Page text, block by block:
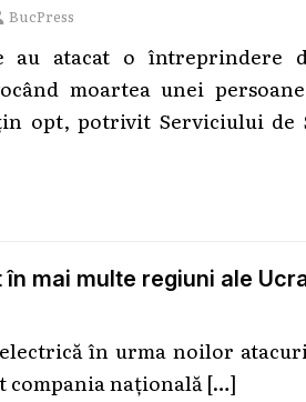
BucPress
au atacat o întreprindere
moartea unei
opt, potrivit Serviciului de
mai multe regiuni ale
în urma noilor
compania națională […]